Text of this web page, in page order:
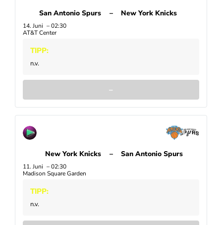
San Antonio Spurs – New York Knicks
14. Juni
02:30
AT&T Center
TIPP:
n.v.
–
New York Knicks – San Antonio Spurs
11. Juni
02:30
Madison Square Garden
TIPP:
n.v.